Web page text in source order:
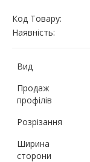
Код Товару:
Наявність:
Вид
Продаж
профілів
Розрізання
Ширина
сторони